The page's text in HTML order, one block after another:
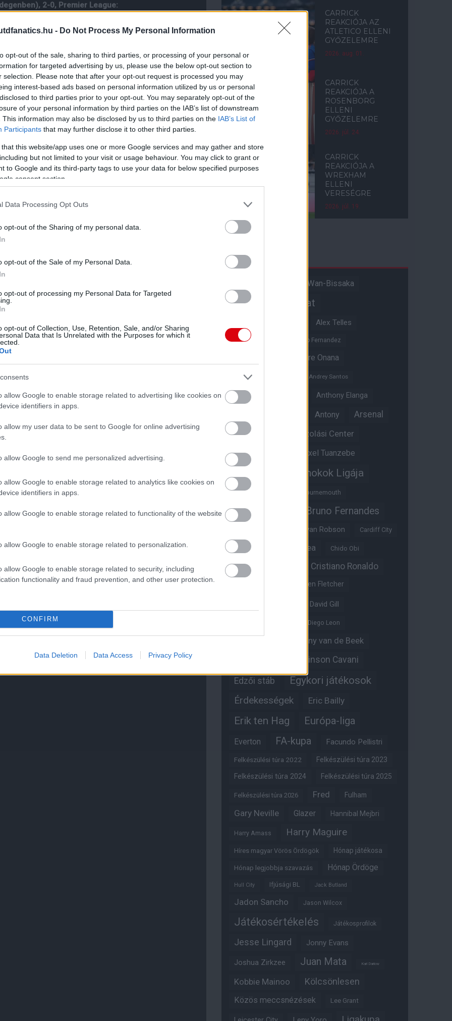
- Do Not Process My Personal Information
opt-out of the sale, sharing to third parties, or processing of your personal or
for targeted advertising by us, please use the below opt-out section to
selection. Please note that after your opt-out request is processed you may
interest-based ads based on personal information utilized by us or personal
to third parties prior to your opt-out. You may separately opt-out of the
of your personal information by third parties on the IAB’s list of downstream
This information may also be disclosed by us to third parties on the IAB’s List of
Participants that may further disclose it to other third parties.
that this website/app uses one or more Google services and may gather and store
but not limited to your visit or usage behaviour. You may click to grant or
to Google and its third-party tags to use your data for below specified purposes
consent section.
Data Processing Opt Outs
opt-out of the Sharing of my personal data.
opt-out of the Sale of my Personal Data.
opt-out of processing my Personal Data for Targeted
opt-out of Collection, Use, Retention, Sale, and/or Sharing
Data that Is Unrelated with the Purposes for which it
allow Google to enable storage related to advertising like cookies on
identifiers in apps.
allow my user data to be sent to Google for online advertising
allow Google to send me personalized advertising.
allow Google to enable storage related to analytics like cookies on
identifiers in apps.
allow Google to enable storage related to functionality of the website
allow Google to enable storage related to personalization.
allow Google to enable storage related to security, including
functionality and fraud prevention, and other user protection.
CONFIRM
Data Deletion Data Access Privacy Policy
2-0, Premier League:
érzelmû drukker számára. A bajnoki cím az utolsó
Giggs jegyezték a találatokat ezen a meccsen.
nagyon fontosnak bizonyult, amint a Vörösök
2-0, Premier League:
Carrick. A mérkõzésen Evra és Hernandez
Carricket, amely mérkõzést végül kilencen
kiállításának köszönhetõen.
0-3, Premier League:
Phil Jones öngólja biztosította be a 3-0-s
gólokat, a középpályás pedig végigjátszotta a
1, FA-kupa:
amint otthon vetettek véget a Fulham azévi
majd alig egy óra elteltével Scholes
2-1, Premier League:
Herrerát, amint a Vörös Ördögök egy nagyon
7-1-es megsemmisítésekor a Bajnokok Ligája
otthonában 2009-ben, ami végül a 18. bajnoki
08, 2008/09, 2010/11, 2012/13), Bajnokok Ligája
Ligakupa (2009/10), Angol szuperkupa (2007,
a játékosok által megszavazott 'Év játékosa'
League - 291, Bajnokok Ligája - 72, FA-kupa -
- 1.
on is!
működését!
CARRICK
REAKCIÓJA AZ
ATLETICO ELLENI
GYŐZELEMRE
2026. aug. 01.
CARRICK
REAKCIÓJA A
ROSENBORG
ELLENI
GYŐZELEMRE
2026. júl. 24.
CARRICK
REAKCIÓJA A
WREXHAM
ELLENI
VERESÉGRE
2026. júl. 19.
Aaron Wan-Bissaka
Akadémiai csapat
Alex Telles
Altay Bayindir Alvaro Fernandez
Andre Onana
Andreas Pereira
Andrey Santos
Angol válogatott Anthony Elanga
Antony Arsenal
Aston Villa Átigazolási Center
Átigazolások Axel Tuanzebe
Bajnokok Ligája
Benjamin Sesko Bournemouth
Brandon Williams Bruno Fernandes
Bryan Robson Cardiff City
Casemiro Chelsea Chido Obi
Christian Eriksen Cristiano Ronaldo
Darren Fletcher
David Gill
Diego Leon
Donny van de Beek
Edinson Cavani
Edzői stáb Egykori játékosok
Érdekességek Eric Bailly
Erik ten Hag Európa-liga
Everton FA-kupa Facundo Pellistri
Felkészülési túra 2022 Felkészülési túra 2023
Felkészülési túra 2024 Felkészülési túra 2025
Felkészülési túra 2026 Fred Fulham
Gary Neville Glazer Hannibal Mejbri
Harry Amass Harry Maguire
Híres magyar Vörös Ördögök Hónap játékosa
Hónap legjobbja szavazás Hónap Ördöge
Hull City Ifjúsági BL Jack Butland
Jadon Sancho Jason Wilcox
Játékosértékelés Játékosprofilok
Jesse Lingard Jonny Evans
Joshua Zirkzee Juan Mata Karl Darlow
Kobbie Mainoo Kölcsönlesen
Közös meccsnézések Lee Grant